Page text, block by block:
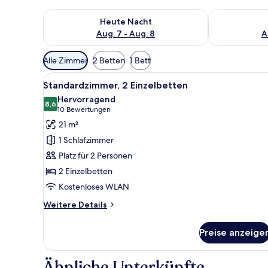
Heute Nacht
Aug. 7 - Aug. 8
Überprüfe die Verfügbarkeit für heute Nacht, Aug. 7
Überprüfe
Verfügbare
Filter
für
Zimmer
Alle Zimmer 2 Betten 1 Bett
Alle
Fotos
für
Standardzimmer,
2 Einzelbetten
anzeigen
Ein Hotelzimmer mit einem
8
Standardzimmer, 2 Einzelbetten
8,68,6 von 10
Hervorragend
10 Bewertungen
(10
Bewertungen)
21 m²
1 Schlafzimmer
Platz für 2 Personen
2 Einzelbetten
Kostenloses WLAN
Weitere Details
Weitere
2 Einzelbetten
Preise